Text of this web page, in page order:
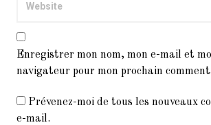
Enregistrer mon nom, mon e-mail et
navigateur pour mon prochain
Prévenez-moi de tous les nouveaux
e-mail.